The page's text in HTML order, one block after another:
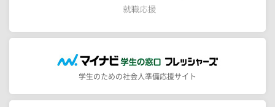
学生のための社会人準備応援サイト